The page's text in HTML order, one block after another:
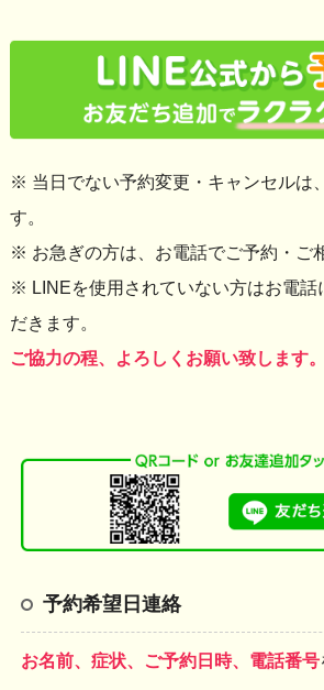
※ 当日でない予約変更・キャンセルは
す。
※ お急ぎの方は、お電話でご予約・ご
※ LINEを使用されていない方はお電話
だきます。
ご協力の程、よろしくお願い致します。
予約希望日連絡
お名前、症状、ご予約日時、電話番号